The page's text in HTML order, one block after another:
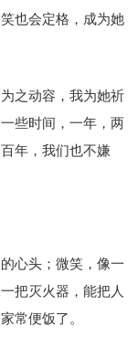
也会定格，成为她
之动容，我为她祈
些时间，一年，两
年，我们也不嫌
心头；微笑，像一
把灭火器，能把人
常便饭了。